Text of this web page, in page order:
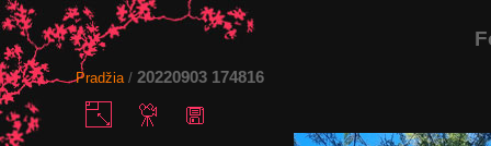
Pradžia/ 20220903 174816